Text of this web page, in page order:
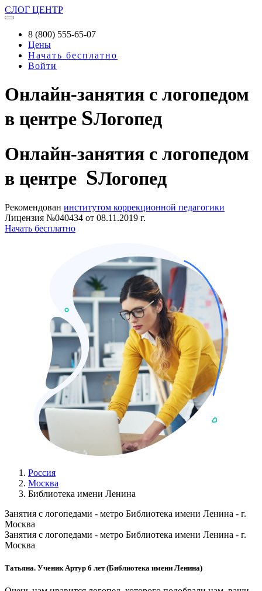
СЛОГ ЦЕНТР
8 (800) 555-65-07
Цены
Начать бесплатно
Войти
Онлайн-занятия с логопедом
в центре SЛогопед
Онлайн-занятия с логопедом
в центре SЛогопед
Рекомендован институтом коррекционной педагогики
Лицензия №040434 от 08.11.2019 г.
Начать бесплатно
Россия
Москва
Библиотека имени Ленина
Занятия с логопедами - метро Библиотека имени Ленина - г.
Москва
Занятия с логопедами - метро Библиотека имени Ленина - г.
Москва
Татьяна. Ученик Артур 6 лет (Библиотека имени Ленина)